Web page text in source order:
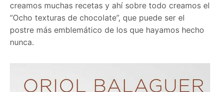
creamos muchas recetas y ahí sobre todo creamos el
“Ocho texturas de chocolate”, que puede ser el
postre más emblemático de los que hayamos hecho
nunca.